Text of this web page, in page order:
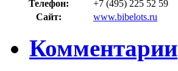
Телефон:
+7 (495) 225 52 59
Сайт:
www.bibelots.ru
Комментарии